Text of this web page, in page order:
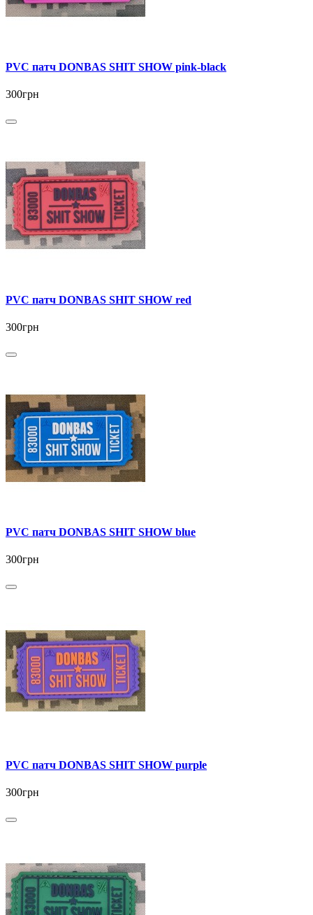
PVC патч DONBAS SHIT SHOW pink-black
300грн
PVC патч DONBAS SHIT SHOW red
300грн
PVC патч DONBAS SHIT SHOW blue
300грн
PVC патч DONBAS SHIT SHOW purple
300грн